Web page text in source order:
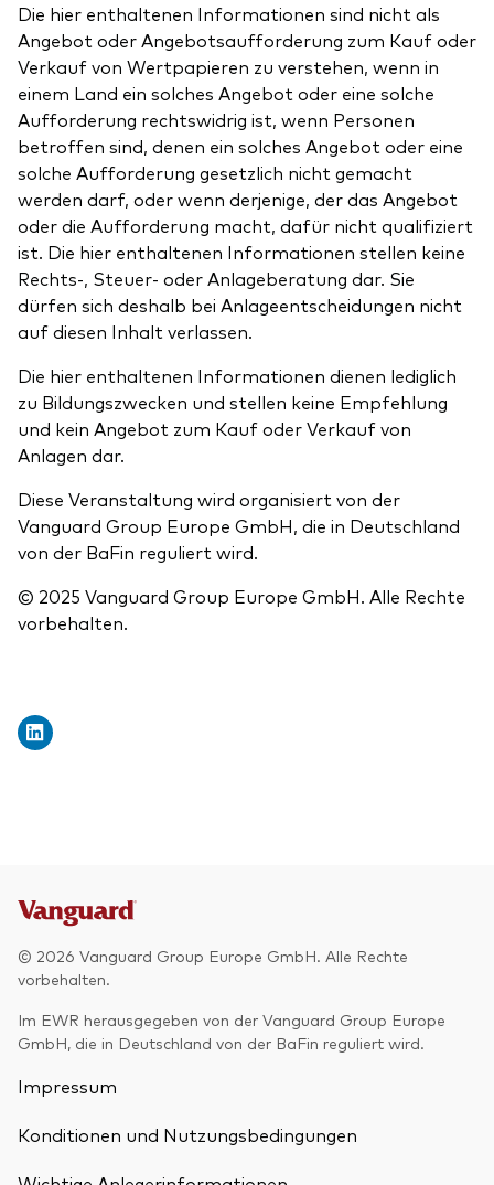
Die hier enthaltenen Informationen sind nicht als
Angebot oder Angebotsaufforderung zum Kauf oder
Verkauf von Wertpapieren zu verstehen, wenn in
einem Land ein solches Angebot oder eine solche
Aufforderung rechtswidrig ist, wenn Personen
betroffen sind, denen ein solches Angebot oder eine
solche Aufforderung gesetzlich nicht gemacht
werden darf, oder wenn derjenige, der das Angebot
oder die Aufforderung macht, dafür nicht qualifiziert
ist. Die hier enthaltenen Informationen stellen keine
Rechts-, Steuer- oder Anlageberatung dar. Sie
dürfen sich deshalb bei Anlageentscheidungen nicht
auf diesen Inhalt verlassen.
Die hier enthaltenen Informationen dienen lediglich
zu Bildungszwecken und stellen keine Empfehlung
und kein Angebot zum Kauf oder Verkauf von
Anlagen dar.
Diese Veranstaltung wird organisiert von der
Vanguard Group Europe GmbH, die in Deutschland
von der BaFin reguliert wird.
© 2025 Vanguard Group Europe GmbH. Alle Rechte
vorbehalten.
© 2026 Vanguard Group Europe GmbH. Alle Rechte
vorbehalten.
Im EWR herausgegeben von der Vanguard Group Europe
GmbH, die in Deutschland von der BaFin reguliert wird.
Impressum
Konditionen und Nutzungsbedingungen